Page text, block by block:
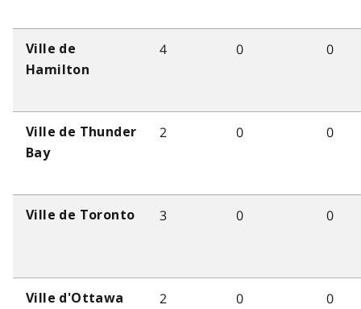
Ville de
Hamilton
4 0 0
Ville de Thunder
Bay
2 0 0
Ville de Toronto 3 0 0
Ville d'Ottawa 2 0 0